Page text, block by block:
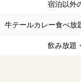
宿泊以外
牛テールカレー食べ放
飲み放題